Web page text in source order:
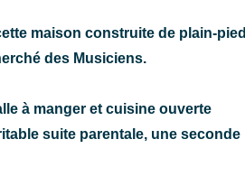
maison construite de plain-pied
des Musiciens.
à manger et cuisine ouverte
suite parentale, une seconde